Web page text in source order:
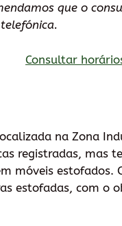
que o
Consultar
na Zona
registradas, mas
móveis estofados.
estofadas, com o